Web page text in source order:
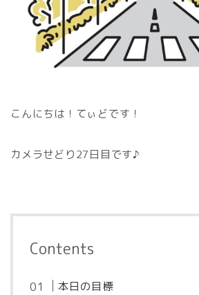
こんにちは！てぃどです！
カメラせどり27日目です♪
Contents
本日の目標